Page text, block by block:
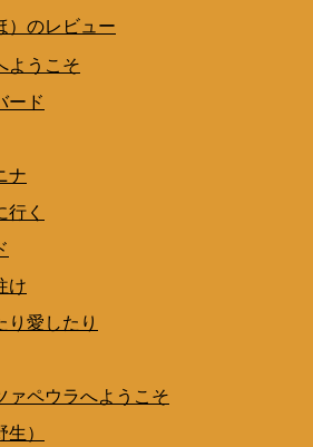
）のレビュー
ようこそ
ード
ナ
行く
け
り愛したり
ァペウラへようこそ
）